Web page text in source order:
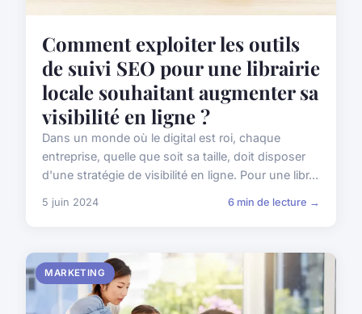
Comment exploiter les outils
de suivi SEO pour une librairie
locale souhaitant augmenter sa
visibilité en ligne ?
Dans un monde où le digital est roi, chaque
entreprise, quelle que soit sa taille, doit disposer
d'une stratégie de visibilité en ligne. Pour une libr...
5 juin 2024 6 min de lecture →
MARKETING